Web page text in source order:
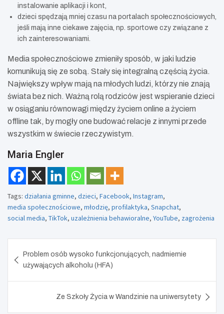
instalowanie aplikacji i kont,
dzieci spędzają mniej czasu na portalach społecznościowych,
jeśli mają inne ciekawe zajęcia, np. sportowe czy związane z
ich zainteresowaniami.
Media społecznościowe zmieniły sposób, w jaki ludzie
komunikują się ze sobą. Stały się integralną częścią życia.
Największy wpływ mają na młodych ludzi, którzy nie znają
świata bez nich. Ważną rolą rodziców jest wspieranie dzieci
w osiąganiu równowagi między życiem online a życiem
offline tak, by mogły one budować relacje z innymi przede
wszystkim w świecie rzeczywistym.
Maria Engler
Tags: działania gminne, dzieci, Facebook, Instagram,
media społecznościowe, młodzię, profilaktyka, Snapchat,
social media, TikTok, uzależnienia behawioralne, YouTube, zagrożenia
wpisu
Problem osób wysoko funkcjonujących, nadmiernie
używających alkoholu (HFA)
Ze Szkoły Życia w Wandzinie na uniwersytety